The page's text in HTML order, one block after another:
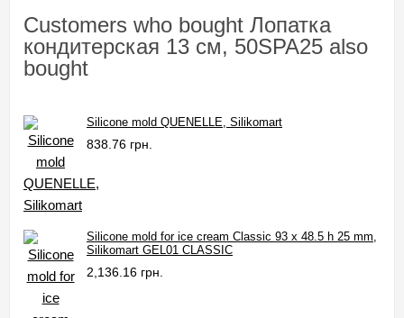
Customers who bought Лопатка
кондитерская 13 см, 50SPA25 also
bought
Silicone mold QUENELLE, Silikomart
838.76 грн.
Silicone mold for ice cream Classic 93 x 48.5 h 25 mm,
Silikomart GEL01 CLASSIC
2,136.16 грн.